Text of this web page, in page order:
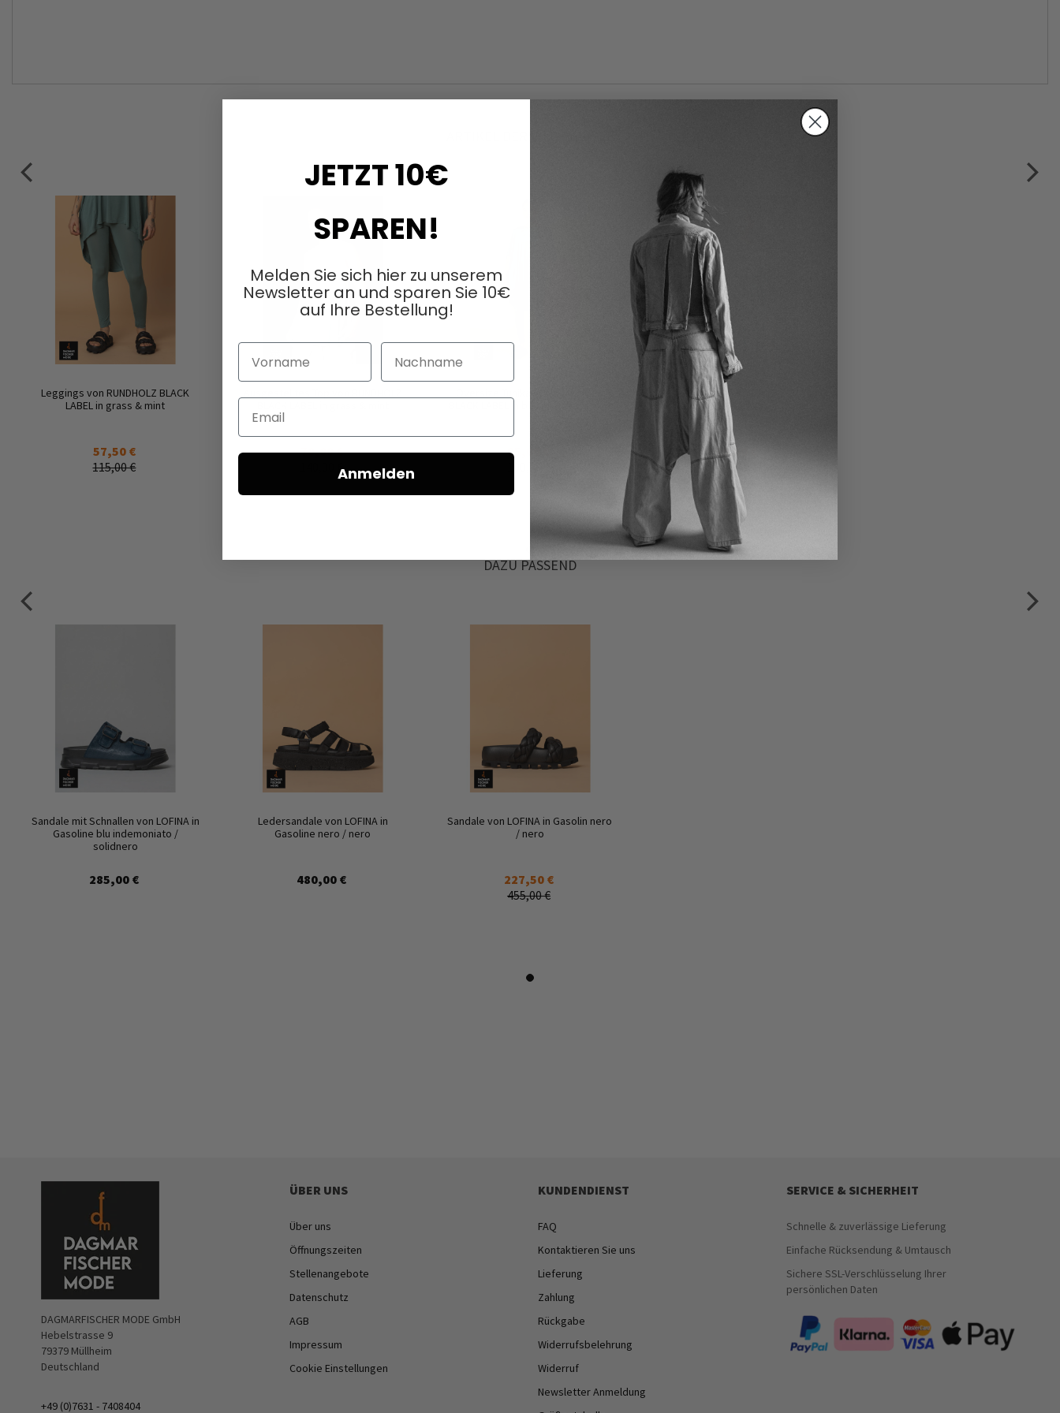
Leggings von RUNDHOLZ BLACK
LABEL in grass & mint
57,50 €
115,00 €
70,00 €
140,00 €
BLACK LABEL in black, grass & mint
95,00 €
Weites Shirt von RUNDHOLZ BLACK
LABEL in black, grass & mint
80,00 €
160,00 €
DAZU PASSEND
Sandale mit Schnallen von LOFINA in
Gasoline blu indemoniato /
solidnero
285,00 €
Ledersandale von LOFINA in
Gasoline nero / nero
480,00 €
Sandale von LOFINA in Gasolin nero
/ nero
227,50 €
455,00 €
DAGMARFISCHER MODE GmbH
Hebelstrasse 9
79379 Müllheim
Deutschland
+49 (0)7631 - 7408404
ÜBER UNS
Über uns
Öffnungszeiten
Stellenangebote
Datenschutz
AGB
Impressum
Cookie Einstellungen
KUNDENDIENST
FAQ
Kontaktieren Sie uns
Lieferung
Zahlung
Rückgabe
Widerrufsbelehrung
Widerruf
Newsletter Anmeldung
SERVICE & SICHERHEIT
Schnelle & zuverlässige Lieferung
Einfache Rücksendung & Umtausch
Sichere SSL-Verschlüsselung Ihrer
persönlichen Daten
JETZT 10€
SPAREN!
Melden Sie sich hier zu unserem
Newsletter an und sparen Sie 10€
auf Ihre Bestellung!
Vorname Nachname
Email
Anmelden